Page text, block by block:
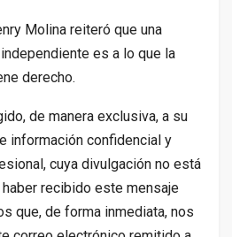
Molina reiteró que una
es a lo que la
derecho.
de manera exclusiva, a su
información confidencial y
cuya divulgación no está
recibido este mensaje
que, de forma inmediata, nos